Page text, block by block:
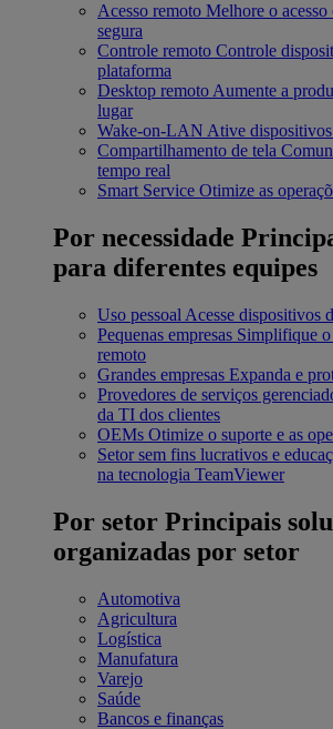
Acesso remoto Melhore o
segura
Controle remoto Controle
plataforma
Desktop remoto Aumente a
lugar
Wake-on-LAN Ative
Compartilhamento de tela
tempo real
Smart Service Otimize as
Por necessidade
para diferentes equipes
Uso pessoal Acesse dispositivos
Pequenas empresas Simplifique o
remoto
Grandes empresas Expanda e
Provedores de serviços
da TI dos clientes
OEMs Otimize o suporte e as
Setor sem fins lucrativos e
na tecnologia TeamViewer
Por setor Principais
organizadas por setor
Automotiva
Agricultura
Logística
Manufatura
Varejo
Saúde
Bancos e finanças